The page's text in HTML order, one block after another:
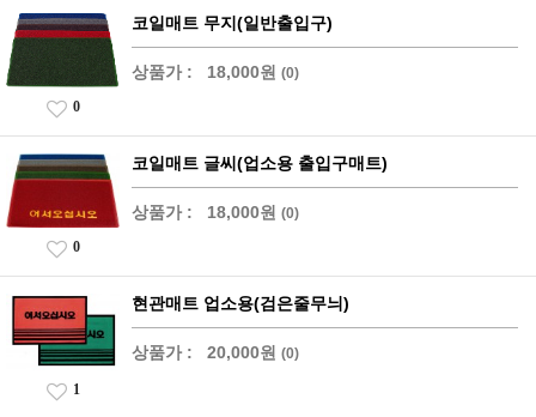
코일매트 무지(일반출입구)
상품가 : 18,000원 (0)
0
코일매트 글씨(업소용 출입구매트)
상품가 : 18,000원 (0)
0
현관매트 업소용(검은줄무늬)
상품가 : 20,000원 (0)
1